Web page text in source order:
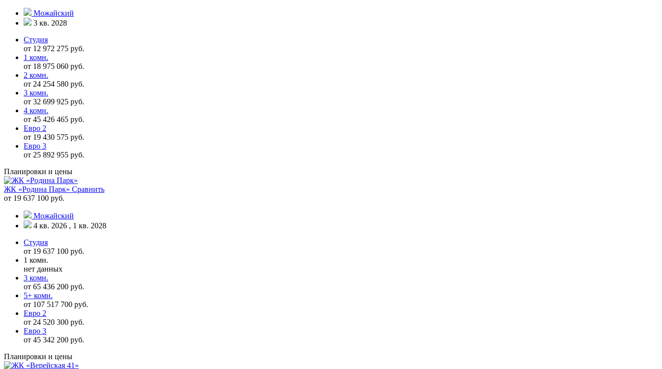
Можайский
3 кв. 2028
Студия
от 12 972 275 руб.
1 комн.
от 18 975 060 руб.
2 комн.
от 24 254 580 руб.
3 комн.
от 32 699 925 руб.
4 комн.
от 45 426 465 руб.
Евро 2
от 19 430 575 руб.
Евро 3
от 25 892 955 руб.
Планировки и цены
ЖК «Родина Парк» Сравнить
от 19 637 100 руб.
Можайский
4 кв. 2026 , 1 кв. 2028
Студия
от 19 637 100 руб.
1 комн.
нет данных
3 комн.
от 65 436 200 руб.
5+ комн.
от 107 517 700 руб.
Евро 2
от 24 520 300 руб.
Евро 3
от 45 342 200 руб.
Планировки и цены